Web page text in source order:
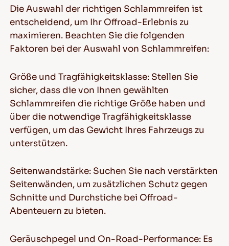
Die Auswahl der richtigen Schlammreifen ist
entscheidend, um Ihr Offroad-Erlebnis zu
maximieren. Beachten Sie die folgenden
Faktoren bei der Auswahl von Schlammreifen:
Größe und Tragfähigkeitsklasse: Stellen Sie
sicher, dass die von Ihnen gewählten
Schlammreifen die richtige Größe haben und
über die notwendige Tragfähigkeitsklasse
verfügen, um das Gewicht Ihres Fahrzeugs zu
unterstützen.
Seitenwandstärke: Suchen Sie nach verstärkten
Seitenwänden, um zusätzlichen Schutz gegen
Schnitte und Durchstiche bei Offroad-
Abenteuern zu bieten.
Geräuschpegel und On-Road-Performance: Es